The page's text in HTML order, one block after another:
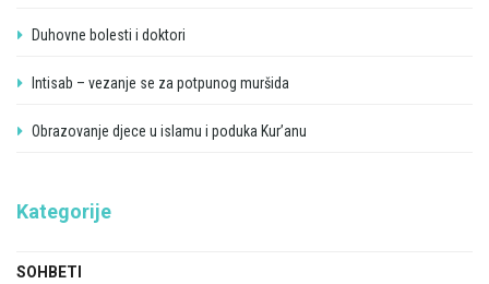
Duhovne bolesti i doktori
Intisab – vezanje se za potpunog muršida
Obrazovanje djece u islamu i poduka Kur’anu
Kategorije
SOHBETI